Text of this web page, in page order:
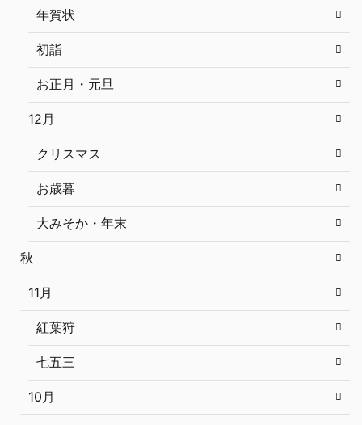
年賀状
初詣
お正月・元旦
12月
クリスマス
お歳暮
大みそか・年末
秋
11月
紅葉狩
七五三
10月